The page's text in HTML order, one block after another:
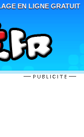
EN LIGNE GRATUIT